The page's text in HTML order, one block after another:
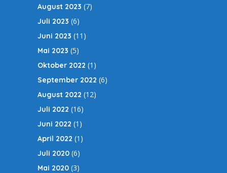
August 2023 (7)
Juli 2023 (6)
Juni 2023 (11)
Mai 2023 (5)
Oktober 2022 (1)
September 2022 (6)
August 2022 (12)
Juli 2022 (16)
Juni 2022 (1)
April 2022 (1)
Juli 2020 (6)
Mai 2020 (3)